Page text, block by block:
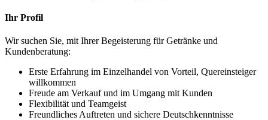
Ihr Profil
Wir suchen Sie, mit Ihrer Begeisterung für Getränke und
Kundenberatung:
Erste Erfahrung im Einzelhandel von Vorteil, Quereinsteiger
willkommen
Freude am Verkauf und im Umgang mit Kunden
Flexibilität und Teamgeist
Freundliches Auftreten und sichere Deutschkenntnisse